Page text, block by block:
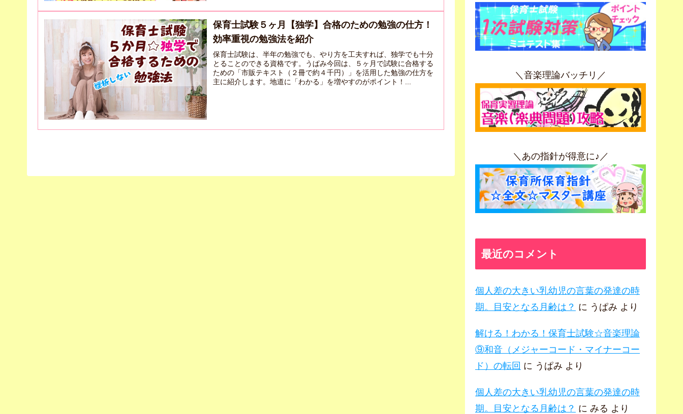
保育士試験５ヶ月【独学】合格のための勉強の仕方！
効率重視の勉強法を紹介
保育士試験は、半年の勉強でも、やり方を工夫すれば、独学でも十分
とることのできる資格です。うぱみ今回は、５ヶ月で試験に合格する
ための「市販テキスト（２冊で約４千円）」を活用した勉強の仕方を
主に紹介します。地道に「わかる」を増やすのがポイント！...
＼音楽理論バッチリ／
＼あの指針が得意に♪／
最近のコメント
個人差の大きい乳幼児の言葉の発達の時
期。目安となる月齢は？ に うぱみ より
解ける！わかる！保育士試験☆音楽理論
⑨和音（メジャーコード・マイナーコー
ド）の転回 に うぱみ より
個人差の大きい乳幼児の言葉の発達の時
期。目安となる月齢は？ に みる より